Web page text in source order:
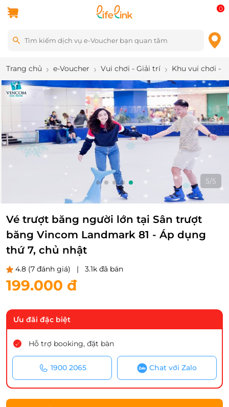
0
Trang chủ e-Voucher Vui chơi - Giải trí Khu vui chơi -
5/5
Vé trượt băng người lớn tại Sân trượt
băng Vincom Landmark 81 - Áp dụng
thứ 7, chủ nhật
4.8 (7 đánh giá) | 3.1k đã bán
199.000 đ
Ưu đãi đặc biệt
Hỗ trợ booking, đặt bàn
1900 2065 Chat với Zalo